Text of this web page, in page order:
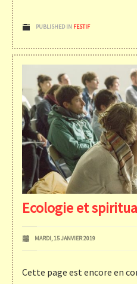
PUBLISHED IN FESTIF
Ecologie et
MARDI, 15 JANVIER 2019
Cette page est encore en